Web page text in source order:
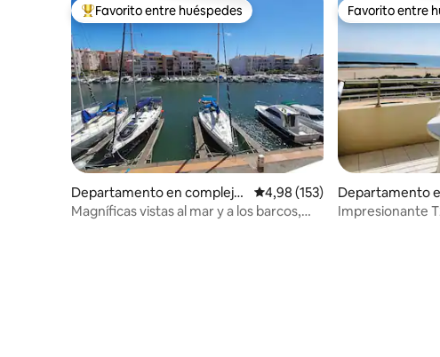
Favorito entre los huéspedes más destacados
Favorito entre huéspedes
Departamento en complejo
residencial en Cap d'Agde
Calificación promedio: 4,98 de
4,98 (153)
Magníficas vistas al mar y a los barcos,
Favorito entre
Favorito entre
Departamento
residencial en
Impresionante